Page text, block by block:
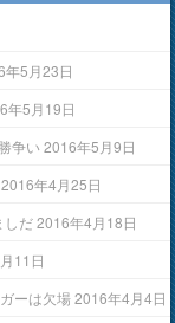
年5月23日
年5月19日
争い 2016年5月9日
2016年4月25日
しだ 2016年4月18日
11日
ーは欠場 2016年4月4日